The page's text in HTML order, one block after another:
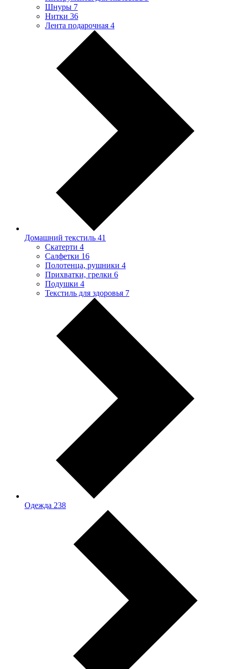
Шнуры 7
Нитки 36
Лента подарочная 4
Домашний текстиль 41
Скатерти 4
Салфетки 16
Полотенца, рушники 4
Прихватки, грелки 6
Подушки 4
Текстиль для здоровья 7
Одежда 238